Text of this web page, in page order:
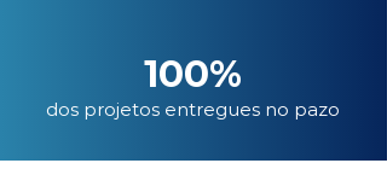
100%
dos projetos entregues no pazo